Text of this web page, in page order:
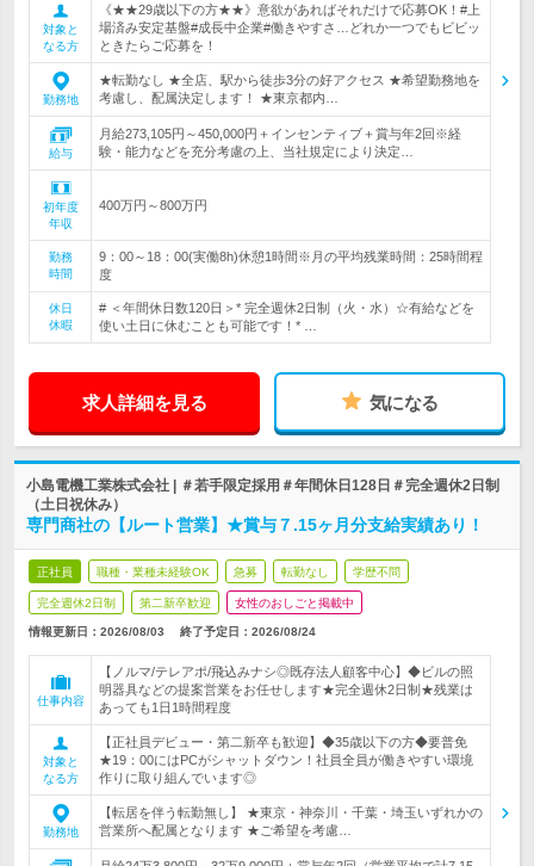
対象と
なる方
《★★29歳以下の方★★》意欲があればそれだけで応募OK！#上
場済み安定基盤#成長中企業#働きやすさ…どれか一つでもビビッ
ときたらご応募を！
勤務地
★転勤なし ★全店、駅から徒歩3分の好アクセス ★希望勤務地を
考慮し、配属決定します！ ★東京都内…
給与
月給273,105円～450,000円＋インセンティブ＋賞与年2回※経
験・能力などを充分考慮の上、当社規定により決定…
初年度
年収
400万円～800万円
勤務
時間
9：00～18：00(実働8h)休憩1時間※月の平均残業時間：25時間程
度
休日
休暇
# ＜年間休日数120日＞* 完全週休2日制（火・水）☆有給などを
使い土日に休むことも可能です！* …
求人詳細を見る 気になる
小島電機工業株式会社 | ＃若手限定採用＃年間休日128日＃完全週休2日制
（土日祝休み）
専門商社の【ルート営業】★賞与７.15ヶ月分支給実績あり！
正社員 職種・業種未経験OK 急募 転勤なし 学歴不問
完全週休2日制 第二新卒歓迎 女性のおしごと掲載中
情報更新日：2026/08/03 終了予定日： 2026/08/24
仕事内容
【ノルマ/テレアポ/飛込みナシ◎既存法人顧客中心】◆ビルの照
明器具などの提案営業をお任せします★完全週休2日制★残業は
あっても1日1時間程度
対象と
なる方
【正社員デビュー・第二新卒も歓迎】◆35歳以下の方◆要普免
★19：00にはPCがシャットダウン！社員全員が働きやすい環境
作りに取り組んでいます◎
勤務地
【転居を伴う転勤無し】 ★東京・神奈川・千葉・埼玉いずれかの
営業所へ配属となります ★ご希望を考慮…